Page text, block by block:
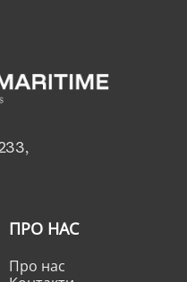
ПРО НАС
Про нас